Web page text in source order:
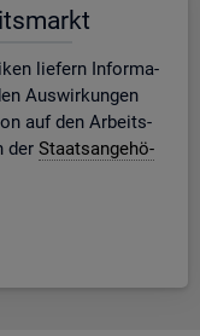
lie­fern In­for­ma­
Aus­wir­kun­gen
auf den Ar­beits­
der Staats­an­ge­hö­